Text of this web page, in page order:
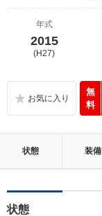
年式
2015
(H27)
無
料
状態 装備
状態